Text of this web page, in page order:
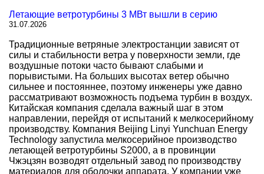
Летающие ветротурбины 3 МВт вышли в серию
31.07.2026
Традиционные ветряные электростанции зависят от
силы и стабильности ветра у поверхности земли, где
воздушные потоки часто бывают слабыми и
порывистыми. На больших высотах ветер обычно
сильнее и постояннее, поэтому инженеры уже давно
рассматривают возможность подъема турбин в воздух.
Китайская компания сделала важный шаг в этом
направлении, перейдя от испытаний к мелкосерийному
производству. Компания Beijing Linyi Yunchuan Energy
Technology запустила мелкосерийное производство
летающей ветротурбины S2000, а в провинции
Чжэцзян возводят отдельный завод по производству
материалов для оболочки аппарата. У компании уже